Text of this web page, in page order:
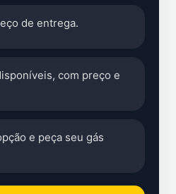
de entrega.
com preço e
e peça seu gás